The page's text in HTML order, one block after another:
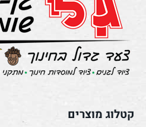
קטלוג מוצרים